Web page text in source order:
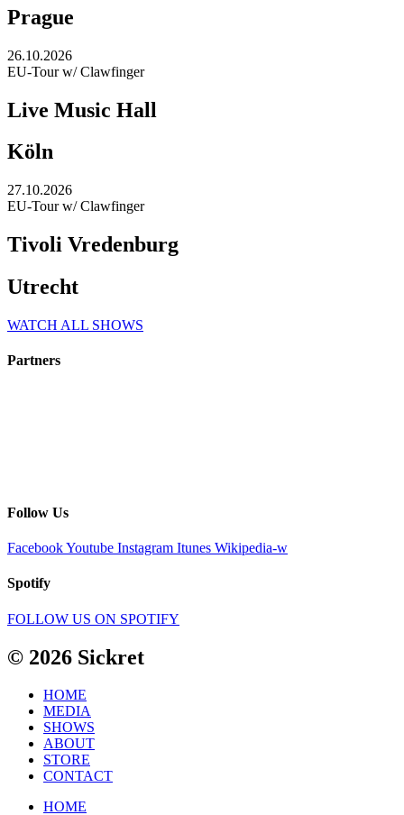
Prague
26.10.2026
EU-Tour w/ Clawfinger
Live Music Hall
Köln
27.10.2026
EU-Tour w/ Clawfinger
Tivoli Vredenburg
Utrecht
WATCH ALL SHOWS
Partners
Follow Us
FacebookYoutube Instagram Itunes Wikipedia-w
Spotify
FOLLOW US ON SPOTIFY
© 2026 Sickret
HOME
MEDIA
SHOWS
ABOUT
STORE
CONTACT
HOME